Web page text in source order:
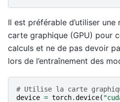
Il est préférable d’utiliser une
carte graphique (GPU) pour
calculs et ne de pas devoir
lors de l’entraînement des
# Utilise la carte
device = torch.device(